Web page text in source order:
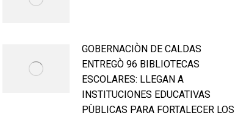
GOBERNACIÒN DE CALDAS
ENTREGÒ 96 BIBLIOTECAS
ESCOLARES: LLEGAN A
INSTITUCIONES EDUCATIVAS
PÙBLICAS PARA FORTALECER LOS